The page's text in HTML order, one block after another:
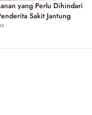
yang Perlu Dihindari
Sakit Jantung